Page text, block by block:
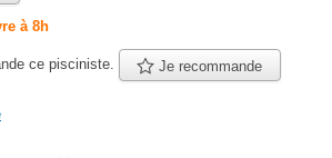
à 8h
ce pisciniste. Je recommande